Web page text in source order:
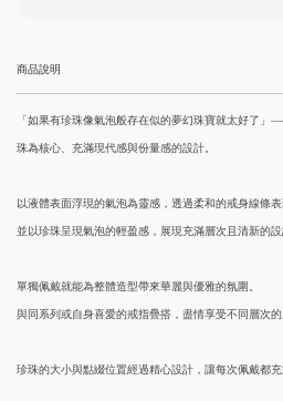
商品說明
「如果有珍珠像氣泡般存在似的夢幻珠寶就太好了
珠為核心、充滿現代感與份量感的設計。
以液體表面浮現的氣泡為靈感，透過柔和的戒身線條表
並以珍珠呈現氣泡的輕盈感，展現充滿層次且清新的設
單獨佩戴就能為整體造型帶來華麗與優雅的氛圍。
與同系列或自身喜愛的戒指疊搭，盡情享受不同層次的
珍珠的大小與點綴位置經過精心設計，讓每次佩戴都